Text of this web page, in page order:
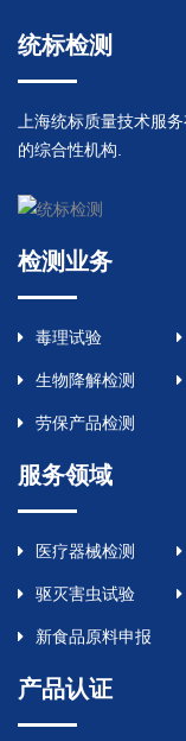
统标检测
上海统标质量技术服
的综合性机构.
检测业务
毒理试验
生物降解检测
劳保产品检测
服务领域
医疗器械检测
驱灭害虫试验
新食品原料申报
产品认证